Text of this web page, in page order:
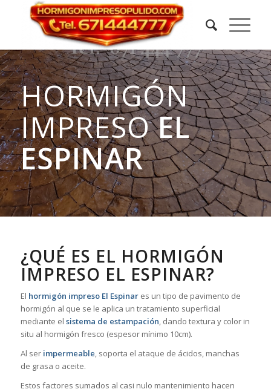
HORMIGÓN
IMPRESOEL
ESPINAR
¿QUÉ ES EL HORMIGÓN
IMPRESO EL ESPINAR?
El hormigón impreso El Espinares un tipo de pavimento de
hormigón al que se le aplica un tratamiento superficial
mediante el sistema de estampación, dando textura y color in
situ al hormigón fresco (espesor mínimo 10cm).
Al ser impermeable, soporta el ataque de ácidos, manchas
de grasa o aceite.
Estos factores sumados al casi nulo mantenimiento hacen